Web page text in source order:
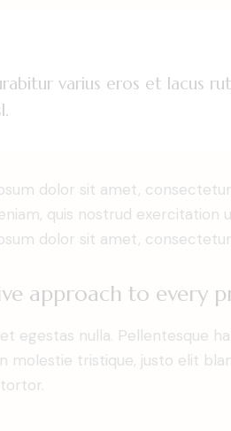
varius eros et lacus
dolor sit amet,
quis nostrud exercitation
dolor sit amet,
approach to every
egestas nulla. Pellentesque
molestie tristique, justo elit